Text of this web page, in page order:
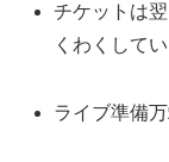
チケットは
くわくして
ライブ準備